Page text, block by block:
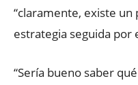
“claramente, existe un
estrategia seguida por
“Sería bueno saber